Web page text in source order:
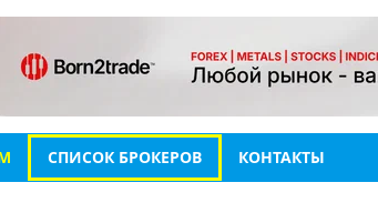
СПИСОК БРОКЕРОВ КОНТАКТЫ